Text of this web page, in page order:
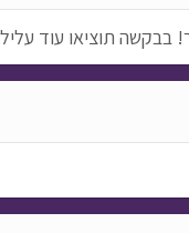
בבקשה תוציאו עוד